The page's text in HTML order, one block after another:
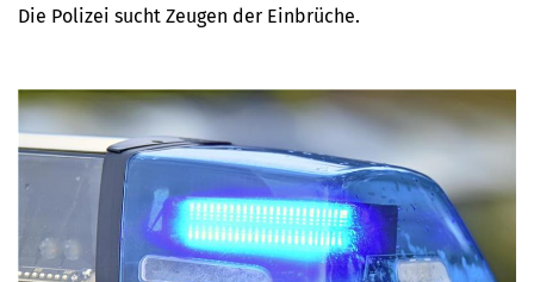
Die Polizei sucht Zeugen der Einbrüche.